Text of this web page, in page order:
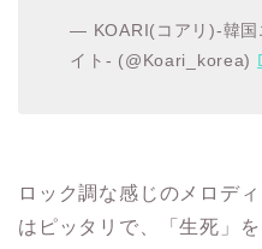
— KOARI(コアリ)-韓国
イト- (@Koari_korea)
ロック調な感じのメロデ
はピッタリで、「生死」